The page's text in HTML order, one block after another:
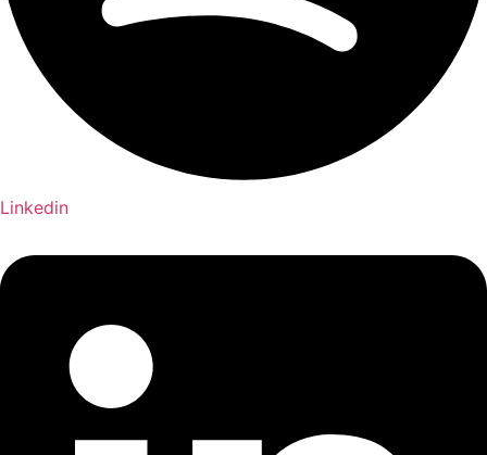
Linkedin